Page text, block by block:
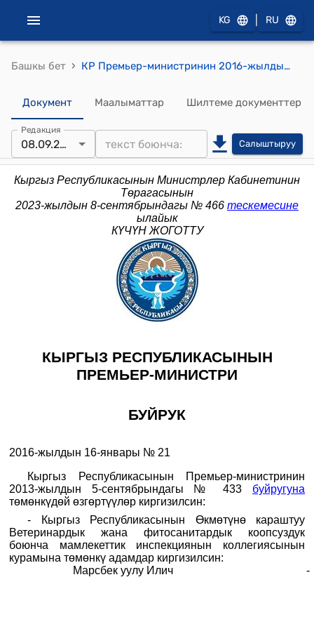
KG RU
Башкы бет › КР Премьер-министринин 2016-жылдын 16-январындагы № 21 (Кыргыз Республикасынын Премьер-министринин 2013-жылдын 5-сентябрындагы № 433 буйругуна өзгөртүүлөр киргизүү тууралуу) буйругу
Документ Маалыматтар Шилтеме документтер
Редакция
08.09.2023 Салыштыруу